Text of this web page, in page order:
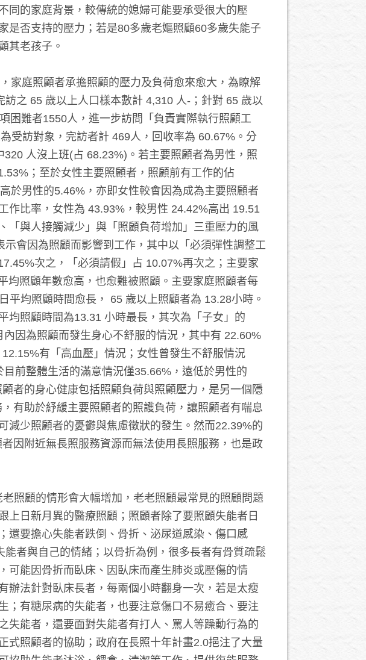
同的家庭背景，較傳統的媳婦可能要承受很大的壓
是否支持的壓力；若是80多歲老嫗照顧60多歲失能子
其老孩子。
家庭照顧者承擔照顧的壓力及負荷愈來愈大，為瞭解
之 65 歲以上人口樣本數計 4,310 人-；針對 65 歲以
困難者1550人，進一步訪問「負責實際執行照顧工
受訪對象，完訪者計 469人，回收率為 60.67%。分
人沒上班(占 68.23%)。若主要照顧者為男性，照
；至於女性主要照顧者，照顧前有工作的佔
於男性的5.46%，亦即女性較會因為成為主要照顧者
作比率，女性為 43.93%，較男性 24.42%高出 19.51
「與人接觸減少」與「照顧負荷增加」三重壓力的風
會因為照顧而影響到工作，其中以「必須彈性調整工
次之，「必須請假」占 10.07%再次之；主要家
均照顧年數愈高，也愈難被照顧。主要家庭照顧者每
平均照顧時間愈長， 65 歲以上照顧者為 13.28小時。
均照顧時間為13.31 小時最長，其次為「子女」的
因為照顧而發生身心不舒服的情況，其中有 22.60%
有「高血壓」情況；女性曾發生不舒服情況
前整體生活的滿意情況僅35.66%，遠低於男性的
者的身心健康包括照顧負荷與照顧壓力，是另一個隱
有助於紓緩主要照顧者的照護負荷，讓照顧者有喘息
減少照顧者的憂鬱與焦慮徵狀的發生。然而22.39%的
因附近無長照服務資源而無法使用長照服務，也是政
照顧的情形會大幅增加，老老照顧最常見的照顧問題
上日新月異的醫療照顧；照顧者除了要照顧失能者日
還要擔心失能者跌倒、骨折、泌尿道感染、傷口感
者與自己的情緒；以骨折為例，很多長者有骨質疏鬆
可能因骨折而臥床、因臥床而產生肺炎或壓傷的情
辦法針對臥床長者，每兩個小時翻身一次，若是太瘦
；有糖尿病的失能者，也要注意傷口不易癒合、要注
失能者，還要面對失能者有打人、罵人等躁動行為的
式照顧者的協助；政府在長照十年計畫2.0挹注了大量